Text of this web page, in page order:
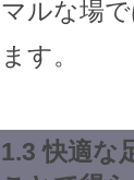
マルな場
ます。
1.3 快適な